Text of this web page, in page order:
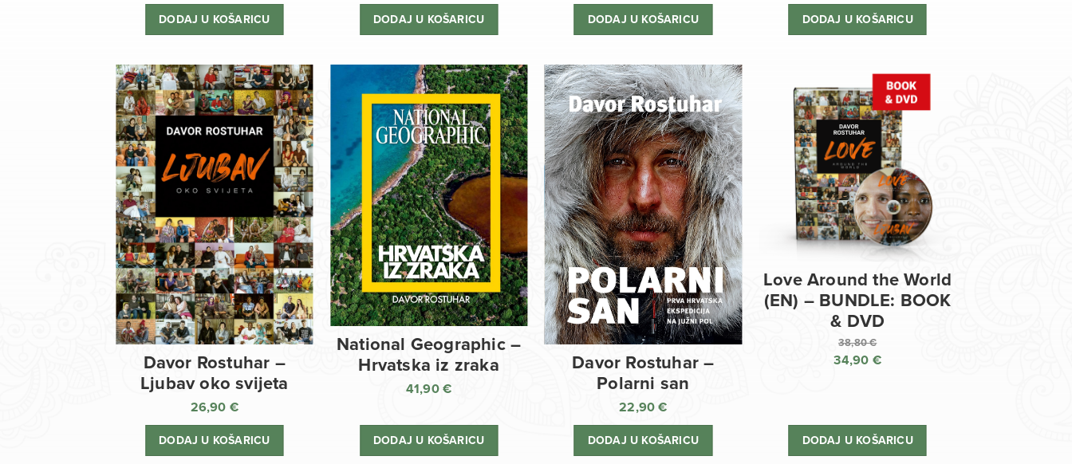
DODAJ U KOŠARICU DODAJ U KOŠARICU DODAJ U KOŠARICU
je:
38,80 €.
je:
34,90 €.
DODAJ U KOŠARICU
Davor Rostuhar –
Ljubav oko svijeta
26,90 €
DODAJ U KOŠARICU
National Geographic –
Hrvatska iz zraka
41,90€
DODAJ U KOŠARICU
Davor Rostuhar –
Polarni san
22,90€
DODAJ U KOŠARICU
Love Around the World
(EN) – BUNDLE: BOOK
& DVD
38,80€
Izvorna
je:
38,80 €.
34,90 €
je:
34,90 €.
DODAJ U KOŠARICU